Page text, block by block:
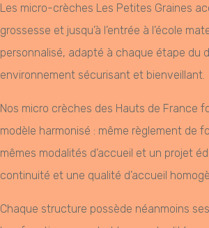
Les micro-crèches Les Petites Graines
grossesse et jusqu’à l’entrée à l’école
personnalisé, adapté à chaque étape du
environnement sécurisant et bienveillant.
Nos micro crèches des Hauts de France
modèle harmonisé : même règlement de
mêmes modalités d’accueil et un projet
continuité et une qualité d’accueil
Chaque structure possède néanmoins